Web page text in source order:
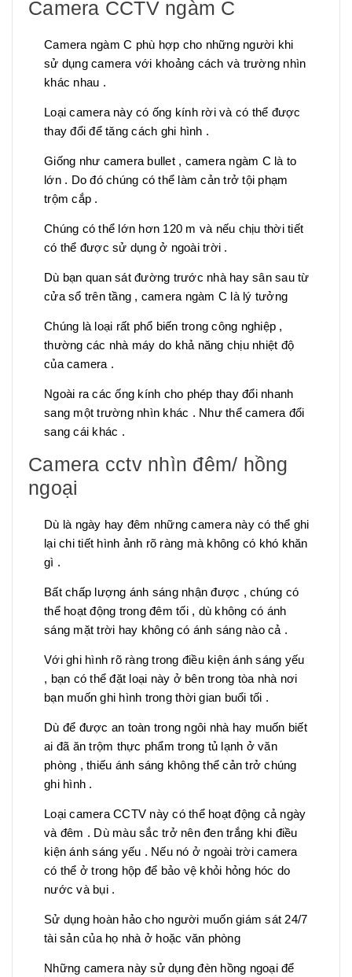
Camera CCTV ngàm C
Camera ngàm C phù hợp cho những người khi
sử dụng camera với khoảng cách và trường nhìn
khác nhau .
Loại camera này có ống kính rời và có thể được
thay đổi để tăng cách ghi hình .
Giống như camera bullet , camera ngàm C là to
lớn . Do đó chúng có thể làm cản trở tội phạm
trộm cắp .
Chúng có thể lớn hơn 120 m và nếu chịu thời tiết
có thể được sử dụng ở ngoài trời .
Dù bạn quan sát đường trước nhà hay sân sau từ
cửa sổ trên tầng , camera ngàm C là lý tưởng
Chúng là loại rất phổ biến trong công nghiệp ,
thường các nhà máy do khả năng chịu nhiệt độ
của camera .
Ngoài ra các ống kính cho phép thay đổi nhanh
sang một trường nhìn khác . Như thể camera đổi
sang cái khác .
Camera cctv nhìn đêm/ hồng
ngoại
Dù là ngày hay đêm những camera này có thể ghi
lại chi tiết hình ảnh rõ ràng mà không có khó khăn
gì .
Bất chấp lượng ánh sáng nhận được , chúng có
thể hoạt động trong đêm tối , dù không có ánh
sáng mặt trời hay không có ánh sáng nào cả .
Với ghi hình rõ ràng trong điều kiện ánh sáng yếu
, bạn có thể đặt loại này ở bên trong tòa nhà nơi
bạn muốn ghi hình trong thời gian buổi tối .
Dù để được an toàn trong ngôi nhà hay muốn biết
ai đã ăn trộm thực phẩm trong tủ lạnh ở văn
phòng , thiếu ánh sáng không thể cản trở chúng
ghi hình .
Loại camera CCTV này có thể hoạt động cả ngày
và đêm . Dù màu sắc trở nên đen trắng khi điều
kiện ánh sáng yếu . Nếu nó ở ngoài trời camera
có thể ở trong hộp để bảo vệ khỏi hỏng hóc do
nước và bụi .
Sử dụng hoàn hảo cho người muốn giám sát 24/7
tài sản của họ nhà ở hoặc văn phòng
Những camera này sử dụng đèn hồng ngoại để